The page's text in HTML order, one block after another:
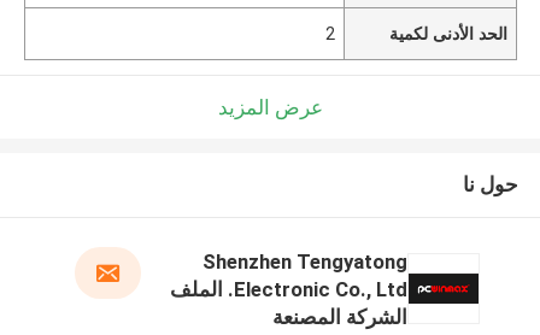
الحد الأدنى لكمية 2
عرض المزيد
حول نا
Shenzhen Tengyatong
Electronic Co., Ltd. الملف
الشركة المصنعة